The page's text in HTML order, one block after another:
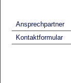
Ansprechpartner
Kontaktformular